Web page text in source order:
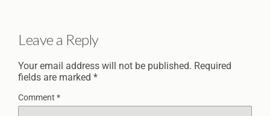
Leave a Reply
Your email address will not be published. Required
fields are marked *
Comment *